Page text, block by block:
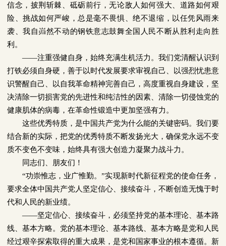
信念，披荆斩棘、砥砺前行，无论敌人如何强大、道路如何艰
险、挑战如何严峻，总是毫不畏惧、绝不退缩，以任凭风雨来
袭、我自岿然不动的钢铁意志鼓舞全国人民不断从胜利走向胜
利。
——注重强健自身，始终充满生机活力。我们党清醒认识到
打铁必须自身硬，善于以时代发展要求审视自己、以强烈忧患意
识警醒自己、以自我革命精神完善自己，高度重视自身建设，坚
决清除一切损害党的先进性和纯洁性的因素、清除一切侵蚀党的
健康肌体的病毒，在革命性锻造中更加坚强有力。
这些优秀特质，是中国共产党为什么能的关键密码。我们要
结合新的实际，把党的优秀特质不断发扬光大，确保党永远不变
质不变色不变味，始终具有强大创造力凝聚力战斗力。
同志们、朋友们！
“功崇惟志，业广惟勤。”实现新时代新征程党的使命任务，
要求全体中国共产党人坚定信心、接续奋斗，不断创造无愧于时
代和人民的新业绩。
——坚定信心、接续奋斗，必须坚持党的基本理论、基本路
线、基本方略。党的基本理论、基本路线、基本方略是党和人民
经过艰辛探索取得的重大成果，是党和国家事业的根本遵循。新